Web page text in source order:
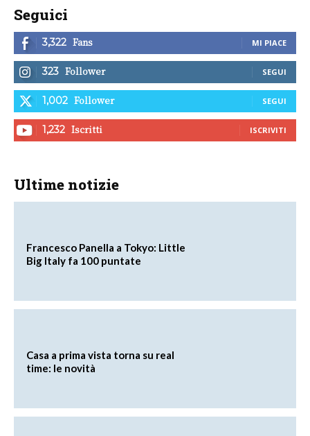
Seguici
3,322 Fans MI PIACE
323 Follower SEGUI
1,002 Follower SEGUI
1,232 Iscritti ISCRIVITI
Ultime notizie
Francesco Panella a Tokyo: Little
Big Italy fa 100 puntate
Casa a prima vista torna su real
time: le novità